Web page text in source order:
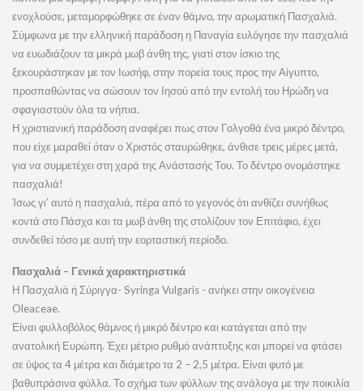
ενοχλούσε, μεταμορφώθηκε σε έναν θάμνο, την αρωματική Πασχαλιά.
Σύμφωνα με την ελληνική παράδοση η Παναγία ευλόγησε την πασχαλιά
να ευωδιάζουν τα μικρά μωβ άνθη της, γιατί στον ίσκιο της
ξεκουράστηκαν με τον Ιωσήφ, στην πορεία τους προς την Αίγυπτο,
προσπαθώντας να σώσουν τον Ιησού από την εντολή του Ηρώδη να
σφαγιαστούν όλα τα νήπια.
Η χριστιανική παράδοση αναφέρει πως στον Γολγοθά ένα μικρό δέντρο,
που είχε μαραθεί όταν ο Χριστός σταυρώθηκε, άνθισε τρεις μέρες μετά,
για να συμμετέχει στη χαρά της Ανάστασής Του. Το δέντρο ονομάστηκε
πασχαλιά!
Ίσως γι’ αυτό η πασχαλιά, πέρα από το γεγονός ότι ανθίζει συνήθως
κοντά στο Πάσχα και τα μωβ άνθη της στολίζουν τον Επιτάφιο, έχει
συνδεθεί τόσο με αυτή την εορταστική περίοδο.
Πασχαλιά – Γενικά χαρακτηριστικά
Η Πασχαλιά ή Σύριγγα- Syringa Vulgaris - ανήκει στην οικογένεια
Oleaceae.
Είναι φυλλοβόλος θάμνος ή μικρό δέντρο και κατάγεται από την
ανατολική Ευρώπη. Έχει μέτριο ρυθμό ανάπτυξης και μπορεί να φτάσει
σε ύψος τα 4 μέτρα και διάμετρο τα 2 – 2,5 μέτρα. Είναι φυτό με
βαθυπράσινα φύλλα. Το σχήμα των φύλλων της ανάλογα με την ποικιλία